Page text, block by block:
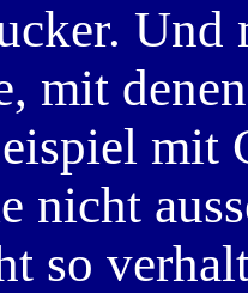
Und
mit
mit
nicht
so